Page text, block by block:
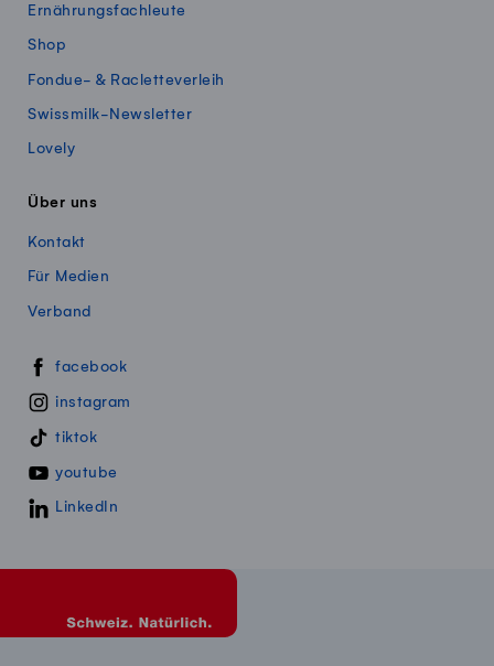
Ernährungsfachleute
Shop
Fondue- & Racletteverleih
Swissmilk-Newsletter
Lovely
Über uns
Kontakt
Für Medien
Verband
Swissmillk auf Social Media
facebook
instagram
tiktok
youtube
LinkedIn